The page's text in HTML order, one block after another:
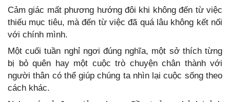
Cảm giác mất phương hướng đôi khi không đến từ việc
thiếu mục tiêu, mà đến từ việc đã quá lâu không kết nối
với chính mình.
Một cuối tuần nghỉ ngơi đúng nghĩa, một sở thích từng
bị bỏ quên hay một cuộc trò chuyện chân thành với
người thân có thể giúp chúng ta nhìn lại cuộc sống theo
cách khác.